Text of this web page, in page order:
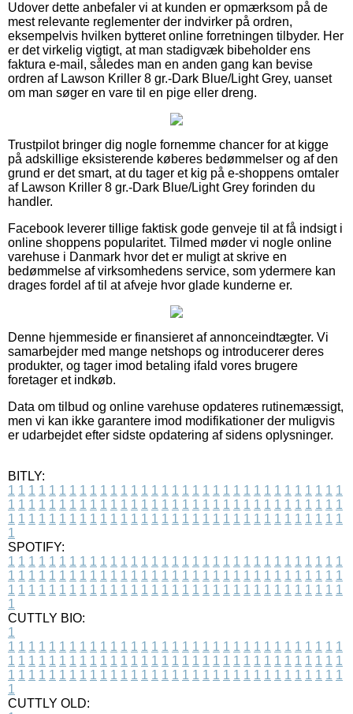
Udover dette anbefaler vi at kunden er opmærksom på de
mest relevante reglementer der indvirker på ordren,
eksempelvis hvilken bytteret online forretningen tilbyder. Her
er det virkelig vigtigt, at man stadigvæk bibeholder ens
faktura e-mail, således man en anden gang kan bevise
ordren af Lawson Kriller 8 gr.-Dark Blue/Light Grey, uanset
om man søger en vare til en pige eller dreng.
Trustpilot bringer dig nogle fornemme chancer for at kigge
på adskillige eksisterende køberes bedømmelser og af den
grund er det smart, at du tager et kig på e-shoppens omtaler
af Lawson Kriller 8 gr.-Dark Blue/Light Grey forinden du
handler.
Facebook leverer tillige faktisk gode genveje til at få indsigt i
online shoppens popularitet. Tilmed møder vi nogle online
varehuse i Danmark hvor det er muligt at skrive en
bedømmelse af virksomhedens service, som ydermere kan
drages fordel af til at afveje hvor glade kunderne er.
Denne hjemmeside er finansieret af annonceindtægter. Vi
samarbejder med mange netshops og introducerer deres
produkter, og tager imod betaling ifald vores brugere
foretager et indkøb.
Data om tilbud og online varehuse opdateres rutinemæssigt,
men vi kan ikke garantere imod modifikationer der muligvis
er udarbejdet efter sidste opdatering af sidens oplysninger.
BITLY:
1 1 1 1 1 1 1 1 1 1 1 1 1 1 1 1 1 1 1 1 1 1 1 1 1 1 1 1 1 1 1 1 1
1 1 1 1 1 1 1 1 1 1 1 1 1 1 1 1 1 1 1 1 1 1 1 1 1 1 1 1 1 1 1 1 1
1 1 1 1 1 1 1 1 1 1 1 1 1 1 1 1 1 1 1 1 1 1 1 1 1 1 1 1 1 1 1 1 1
1
SPOTIFY:
1 1 1 1 1 1 1 1 1 1 1 1 1 1 1 1 1 1 1 1 1 1 1 1 1 1 1 1 1 1 1 1 1
1 1 1 1 1 1 1 1 1 1 1 1 1 1 1 1 1 1 1 1 1 1 1 1 1 1 1 1 1 1 1 1 1
1 1 1 1 1 1 1 1 1 1 1 1 1 1 1 1 1 1 1 1 1 1 1 1 1 1 1 1 1 1 1 1 1
1
CUTTLY BIO:
1
1 1 1 1 1 1 1 1 1 1 1 1 1 1 1 1 1 1 1 1 1 1 1 1 1 1 1 1 1 1 1 1 1
1 1 1 1 1 1 1 1 1 1 1 1 1 1 1 1 1 1 1 1 1 1 1 1 1 1 1 1 1 1 1 1 1
1 1 1 1 1 1 1 1 1 1 1 1 1 1 1 1 1 1 1 1 1 1 1 1 1 1 1 1 1 1 1 1 1
1
CUTTLY OLD: